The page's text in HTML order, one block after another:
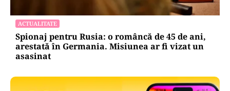
ACTUALITATE
Spionaj pentru Rusia: o româncă de 45 de ani,
arestată în Germania. Misiunea ar fi vizat un
asasinat